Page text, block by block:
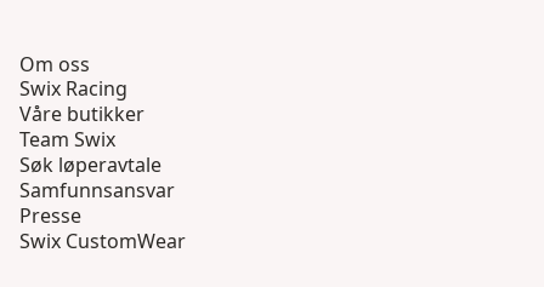
Om oss
Swix Racing
Våre butikker
Team Swix
Søk løperavtale
Samfunnsansvar
Presse
Swix CustomWear